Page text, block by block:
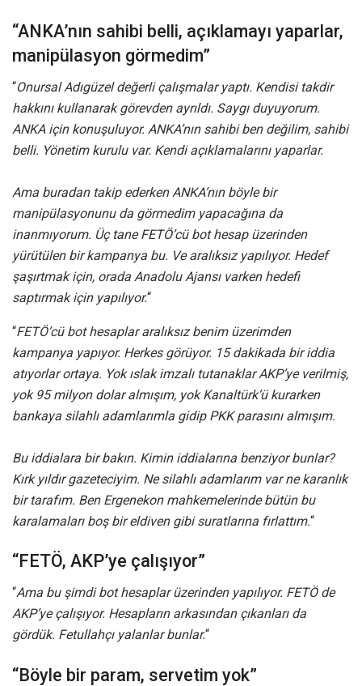
“ANKA’nın sahibi belli, açıklamayı yaparlar,
manipülasyon görmedim”
“Onursal Adıgüzel değerli çalışmalar yaptı. Kendisi takdir
hakkını kullanarak görevden ayrıldı. Saygı duyuyorum.
ANKA için konuşuluyor. ANKA’nın sahibi ben değilim, sahibi
belli. Yönetim kurulu var. Kendi açıklamalarını yaparlar.
Ama buradan takip ederken ANKA’nın böyle bir
manipülasyonunu da görmedim yapacağına da
inanmıyorum. Üç tane FETÖ’cü bot hesap üzerinden
yürütülen bir kampanya bu. Ve aralıksız yapılıyor. Hedef
şaşırtmak için, orada Anadolu Ajansı varken hedefi
saptırmak için yapılıyor.“
“FETÖ’cü bot hesaplar aralıksız benim üzerimden
kampanya yapıyor. Herkes görüyor. 15 dakikada bir iddia
atıyorlar ortaya. Yok ıslak imzalı tutanaklar AKP’ye verilmiş,
yok 95 milyon dolar almışım, yok Kanaltürk’ü kurarken
bankaya silahlı adamlarımla gidip PKK parasını almışım.
Bu iddialara bir bakın. Kimin iddialarına benziyor bunlar?
Kırk yıldır gazeteciyim. Ne silahlı adamlarım var ne karanlık
bir tarafım. Ben Ergenekon mahkemelerinde bütün bu
karalamaları boş bir eldiven gibi suratlarına fırlattım.“
“FETÖ, AKP’ye çalışıyor”
“Ama bu şimdi bot hesaplar üzerinden yapılıyor. FETÖ de
AKP’ye çalışıyor. Hesapların arkasından çıkanları da
gördük. Fetullahçı yalanlar bunlar.“
“Böyle bir param, servetim yok”